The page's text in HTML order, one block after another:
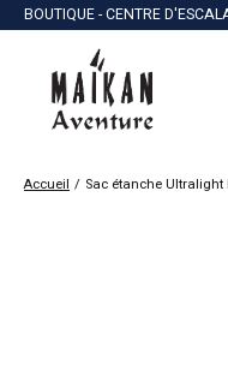
BOUTIQUE - CENTRE
Accueil / Sac étanche Ultralight